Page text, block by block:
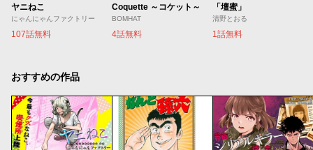
ヤニねこ
にゃんにゃんファクトリー
107話無料
Coquette ～コケット～
BOMHAT
4話無料
「壇蜜」
清野とおる
1話無料
おすすめの作品